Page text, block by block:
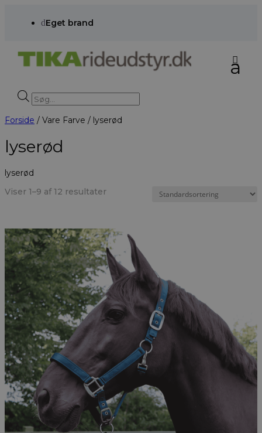
dEget brand
Products
search
Forside / Vare Farve / lyserød
lyserød
lyserød
Viser 1–9 af 12 resultater